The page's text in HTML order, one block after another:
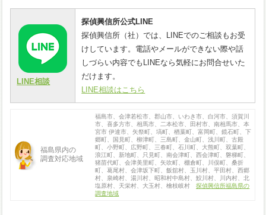
LINE相談
探偵興信所公式LINE
探偵興信所（社）では、LINEでのご相談もお受
けしています。電話やメールができない際や話
しづらい内容でもLINEなら気軽にお問合せいた
だけます。
LINE相談はこちら
福島県内の
調査対応地域
福島市、会津若松市、郡山市、いわき市、白河市、須賀川
市、喜多方市、相馬市、二本松市、田村市、南相馬市、本
宮市 伊達市、矢祭町、塙町、楢葉町、富岡町、鏡石町、下
郷町、国見町、柳津町、三島町、金山町、浅川町、古殿
町、小野町、広野町、三春町、石川町、大熊町、双葉町、
浪江町、新地町、只見町、南会津町、西会津町、磐梯町、
猪苗代町、会津美里町、矢吹町、棚倉町、川俣町、桑折
町、葛尾村、会津坂下町、飯舘村、玉川村、平田村、西郷
村、泉崎村、湯川村、昭和村中島村、鮫川村、川内村、北
塩原村、天栄村、大玉村、檜枝岐村探偵興信所福島県の
調査地域